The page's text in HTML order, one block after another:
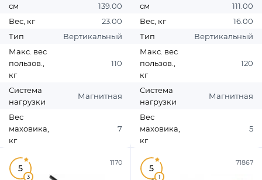
см
139.00
Вес, кг
23.00
Тип
Вертикальный
Макс. вес
пользов.,
кг
110
Система
нагрузки
Магнитная
Вес
маховика,
кг
7
см
111.00
Вес, кг
16.00
Тип
Вертикальный
Макс. вес
пользов.,
кг
120
Система
нагрузки
Магнитная
Вес
маховика,
кг
5
1170
5
3
71867
5
1